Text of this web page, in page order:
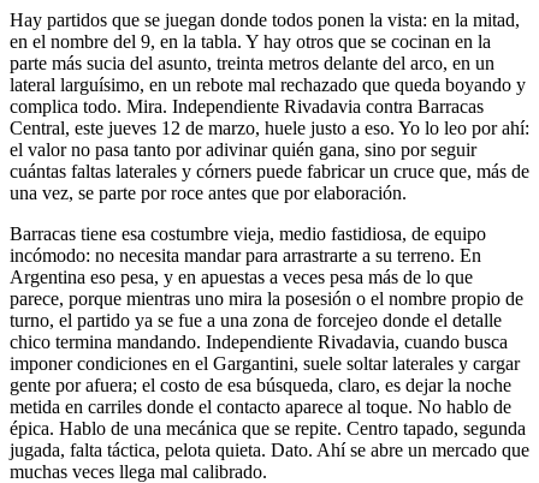
Hay partidos que se juegan donde todos ponen la vista: en la mitad,
en el nombre del 9, en la tabla. Y hay otros que se cocinan en la
parte más sucia del asunto, treinta metros delante del arco, en un
lateral larguísimo, en un rebote mal rechazado que queda boyando y
complica todo. Mira. Independiente Rivadavia contra Barracas
Central, este jueves 12 de marzo, huele justo a eso. Yo lo leo por ahí:
el valor no pasa tanto por adivinar quién gana, sino por seguir
cuántas faltas laterales y córners puede fabricar un cruce que, más de
una vez, se parte por roce antes que por elaboración.
Barracas tiene esa costumbre vieja, medio fastidiosa, de equipo
incómodo: no necesita mandar para arrastrarte a su terreno. En
Argentina eso pesa, y en apuestas a veces pesa más de lo que
parece, porque mientras uno mira la posesión o el nombre propio de
turno, el partido ya se fue a una zona de forcejeo donde el detalle
chico termina mandando. Independiente Rivadavia, cuando busca
imponer condiciones en el Gargantini, suele soltar laterales y cargar
gente por afuera; el costo de esa búsqueda, claro, es dejar la noche
metida en carriles donde el contacto aparece al toque. No hablo de
épica. Hablo de una mecánica que se repite. Centro tapado, segunda
jugada, falta táctica, pelota quieta. Dato. Ahí se abre un mercado que
muchas veces llega mal calibrado.